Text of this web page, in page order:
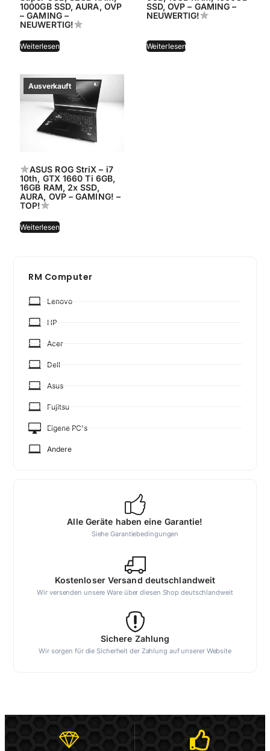
RM Computer
Lenovo
HP
Acer
Dell
Asus
Fujitsu
Eigene PC's
Andere
Alle Geräte haben eine Garantie!
SieheGarantiebedingungen
Kostenloser Versand deutschlandweit
Wir versenden unsere Ware über diesen Shop deutschlandweit
Sichere Zahlung
Wir sorgen für die Sicherheit der Zahlung auf unserer Website
1000GB SSD, AURA, OVP
– GAMING –
NEUWERTIG!
Weiterlesen
SSD, OVP – GAMING –
NEUWERTIG!
Weiterlesen
ASUS ROG StriX – i7
10th, GTX 1660 Ti 6GB,
16GB RAM, 2x SSD,
AURA, OVP – GAMING! –
TOP!
Weiterlesen